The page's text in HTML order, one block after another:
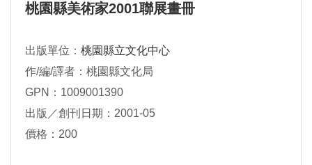
桃園縣美術家2001聯展畫冊
出版單位： 桃園縣立文化中心
作/編/譯者：桃園縣文化局
GPN：1009001390
出版／創刊日期：2001-05
價格：200